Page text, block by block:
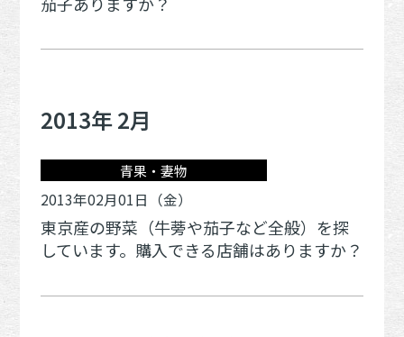
2013年 2月
青果・妻物
2013年02月01日（金）
東京産の野菜（牛蒡や茄子など全般）を探
しています。購入できる店舗はありますか？